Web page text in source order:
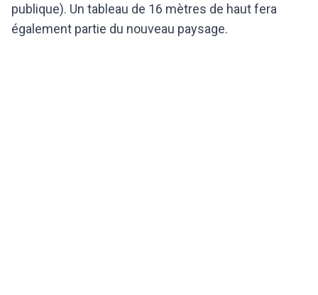
publique). Un tableau de 16 mètres de haut fera
également partie du nouveau paysage.